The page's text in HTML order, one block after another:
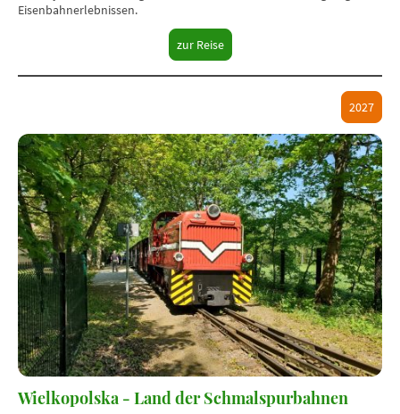
Eisenbahnerlebnissen.
zur Reise
2027
Wielkopolska - Land der Schmalspurbahnen